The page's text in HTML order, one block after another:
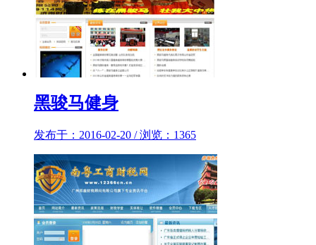
黑骏马健身
发布于：2016-02-20 / 浏览：1365